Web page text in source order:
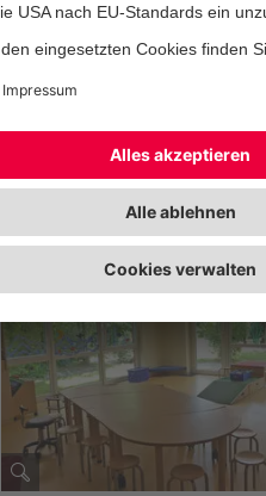
Dennis
Kita-
Unsere